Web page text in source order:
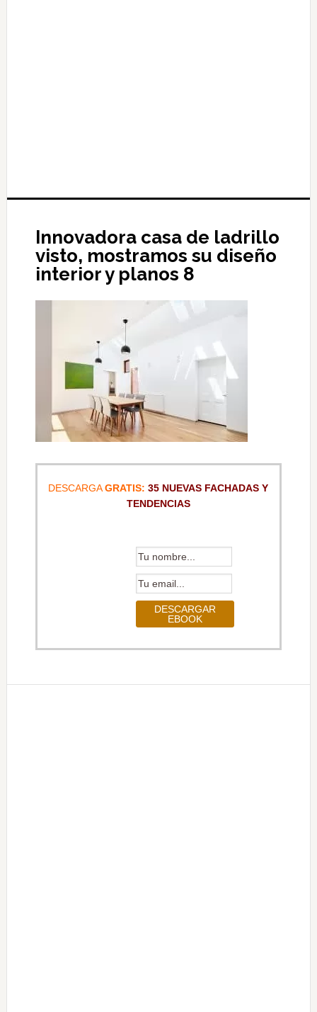
Innovadora casa de ladrillo
visto, mostramos su diseño
interior y planos 8
DESCARGAGRATIS: 35 NUEVAS FACHADAS Y
TENDENCIAS